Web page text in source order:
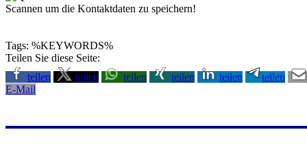
Scannen um die Kontaktdaten zu speichern!
Tags: %KEYWORDS%
Teilen Sie diese Seite:
teilen
teilen teilen teilen teilen
teilen
E-Mail